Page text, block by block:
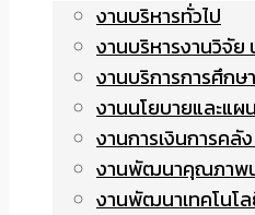
งานบริหารทั่วไป
งานบริหารงานวิจัย
งานบริการการศึกษ
งานนโยบายและแ
งานการเงินการคลั
งานพัฒนาคุณภาพ
งานพัฒนาเทคโนโ